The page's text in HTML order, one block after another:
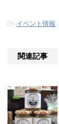
-イベント情報
関連記事